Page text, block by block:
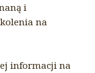
i
na
informacji na